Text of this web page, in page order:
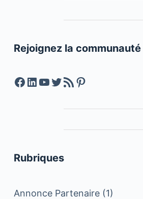
Rejoignez la communauté
Facebook
LinkedIn
YouTube
Twitter
Feed RSSPinterest
Rubriques
Annonce Partenaire(1)